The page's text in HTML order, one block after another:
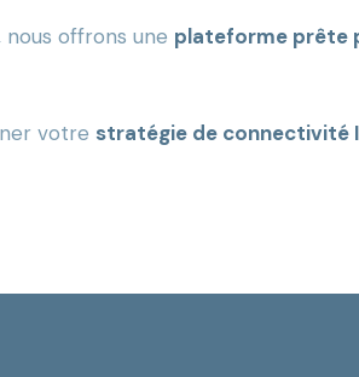
nous offrons une plateforme prête
votre stratégie de connectivité